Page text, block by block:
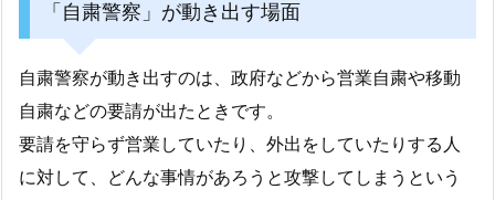
「自粛警察」が動き出す場面
自粛警察が動き出すのは、政府などから営業自粛や移動
自粛などの要請が出たときです。
要請を守らず営業していたり、外出をしていたりする人
に対して、どんな事情があろうと攻撃してしまうという